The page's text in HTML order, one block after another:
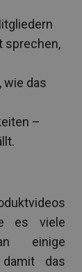
sprechen,
wie das
–
es viele
einige
damit das